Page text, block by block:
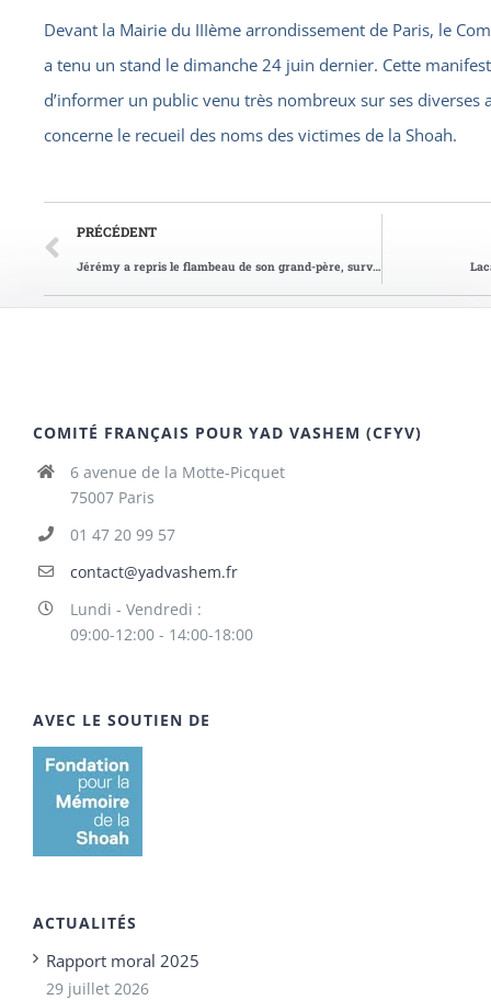
Devant la Mairie du IIIème arrondissement de Paris, le
a tenu un stand le dimanche 24 juin dernier. Cette
d’informer un public venu très nombreux sur ses diverses
concerne le recueil des noms des victimes de la Shoah.
PRÉCÉDENT
Jérémy a repris le flambeau de son grand-père, survivant de la Shoah
COMITÉ FRANÇAIS POUR YAD VASHEM (CFYV)
6 avenue de la Motte-Picquet
75007 Paris
01 47 20 99 57
contact@yadvashem.fr
Lundi - Vendredi :
09:00-12:00 - 14:00-18:00
AVEC LE SOUTIEN DE
ACTUALITÉS
Rapport moral 2025
29 juillet 2026